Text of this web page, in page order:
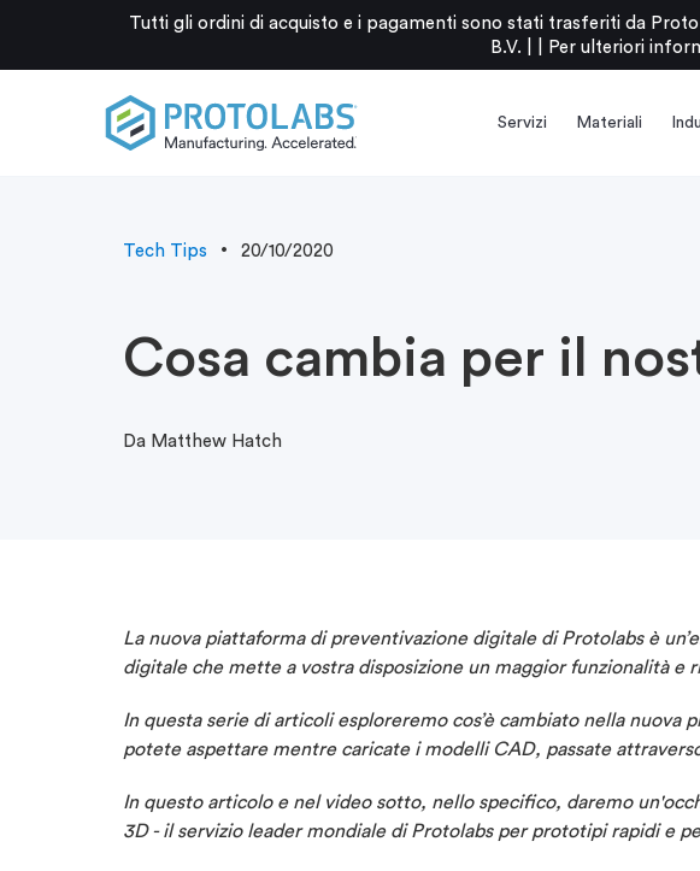
Tutti gli ordini di acquisto e i pagamenti sono stati trasferiti da
B.V. |
Per ulteriori
Servizi Materiali
Tech Tips 20/10/2020
Cosa cambia per il
Da Matthew Hatch
La nuova piattaforma di preventivazione digitale di Protolabs è
digitale che mette a vostra disposizione un maggior funzionalità
In questa serie di articoli esploreremo cos’è cambiato nella
potete aspettare mentre caricate i modelli CAD, passate
In questo articolo e nel video sotto, nello specifico, daremo
3D - il servizio leader mondiale di Protolabs per prototipi rapidi e